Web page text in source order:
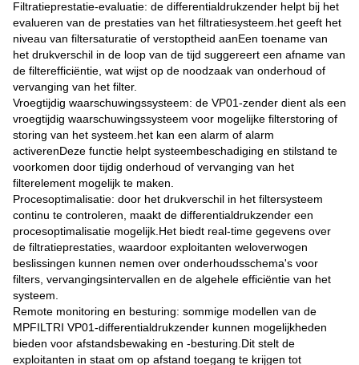
Filtratieprestatie-evaluatie: de differentialdrukzender helpt bij het
evalueren van de prestaties van het filtratiesysteem.het geeft het
niveau van filtersaturatie of verstoptheid aanEen toename van
het drukverschil in de loop van de tijd suggereert een afname van
de filterefficiëntie, wat wijst op de noodzaak van onderhoud of
vervanging van het filter.
Vroegtijdig waarschuwingssysteem: de VP01-zender dient als een
vroegtijdig waarschuwingssysteem voor mogelijke filterstoring of
storing van het systeem.het kan een alarm of alarm
activerenDeze functie helpt systeembeschadiging en stilstand te
voorkomen door tijdig onderhoud of vervanging van het
filterelement mogelijk te maken.
Procesoptimalisatie: door het drukverschil in het filtersysteem
continu te controleren, maakt de differentialdrukzender een
procesoptimalisatie mogelijk.Het biedt real-time gegevens over
de filtratieprestaties, waardoor exploitanten weloverwogen
beslissingen kunnen nemen over onderhoudsschema's voor
filters, vervangingsintervallen en de algehele efficiëntie van het
systeem.
Remote monitoring en besturing: sommige modellen van de
MPFILTRI VP01-differentialdrukzender kunnen mogelijkheden
bieden voor afstandsbewaking en -besturing.Dit stelt de
exploitanten in staat om op afstand toegang te krijgen tot